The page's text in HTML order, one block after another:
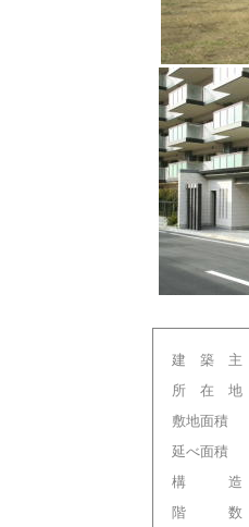
建 築 主
所 在 地
敷地面積
延べ面積
構 造
階 数